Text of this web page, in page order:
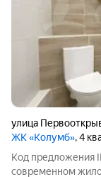
улица
ЖК «Колумб», 4
Код предложения
современном